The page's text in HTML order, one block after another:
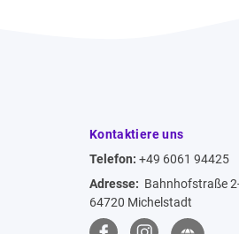
Kontaktiere uns
Telefon: +49 6061 94425
Adresse: Bahnhofstraße
64720 Michelstadt